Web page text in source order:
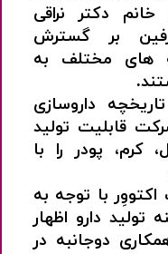
دکتر نراقی
بر گسترش
های مختلف به
داروسازی
قابلیت تولید
کرم، پودر را با
با توجه به
تولید دارو اظهار
دوجانبه در